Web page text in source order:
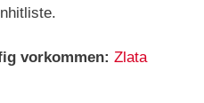
vorkommen: Zlata